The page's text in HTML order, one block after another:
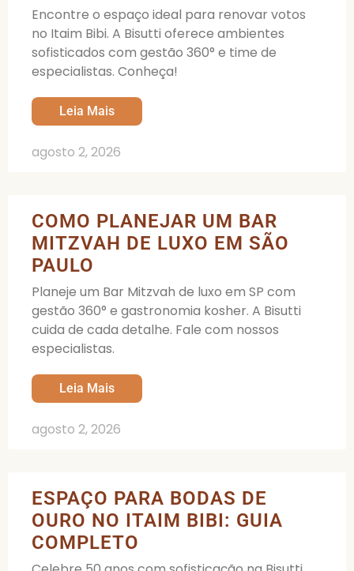
Encontre o espaço ideal para renovar votos
no Itaim Bibi. A Bisutti oferece ambientes
sofisticados com gestão 360° e time de
especialistas. Conheça!
Leia Mais
agosto 2, 2026
COMO PLANEJAR UM BAR
MITZVAH DE LUXO EM SÃO
PAULO
Planeje um Bar Mitzvah de luxo em SP com
gestão 360° e gastronomia kosher. A Bisutti
cuida de cada detalhe. Fale com nossos
especialistas.
Leia Mais
agosto 2, 2026
ESPAÇO PARA BODAS DE
OURO NO ITAIM BIBI: GUIA
COMPLETO